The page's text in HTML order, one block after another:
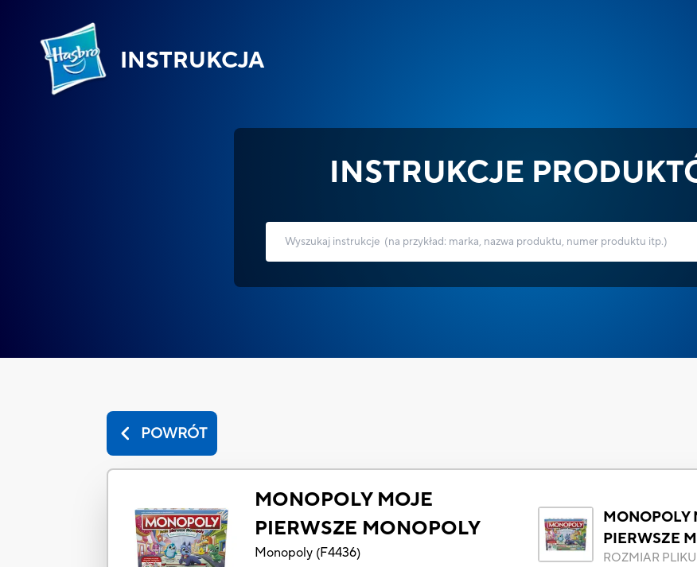
INSTRUKCJA
INSTRUKCJE
POWRÓT
MONOPOLY MOJE
PIERWSZE MONOPOLY
Monopoly (F4436)
MONOPOLY
PIERWSZE
ROZMIAR PLIKU